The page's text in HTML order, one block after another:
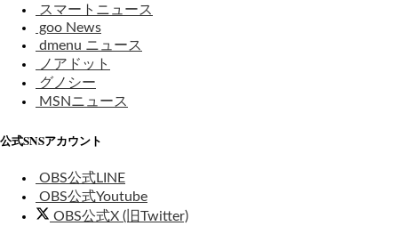
スマートニュース
goo News
dmenu ニュース
ノアドット
グノシー
MSNニュース
公式SNSアカウント
OBS公式LINE
OBS公式Youtube
OBS公式X (旧Twitter)